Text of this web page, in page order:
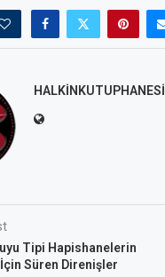
HALKINKUTUPHANESI
Tipi Hapishanelerin
İçin Süren Direnişler